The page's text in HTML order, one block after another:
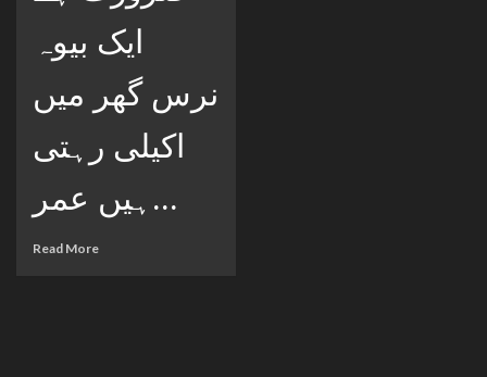
ایک بیوہ
نرس گھر میں
اکیلی رہتی
ہیں عمر...
Read More